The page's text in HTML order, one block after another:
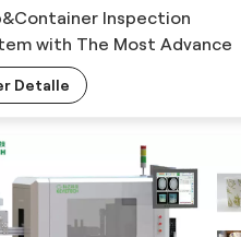
Inspection
with The Most Advance
Detalle